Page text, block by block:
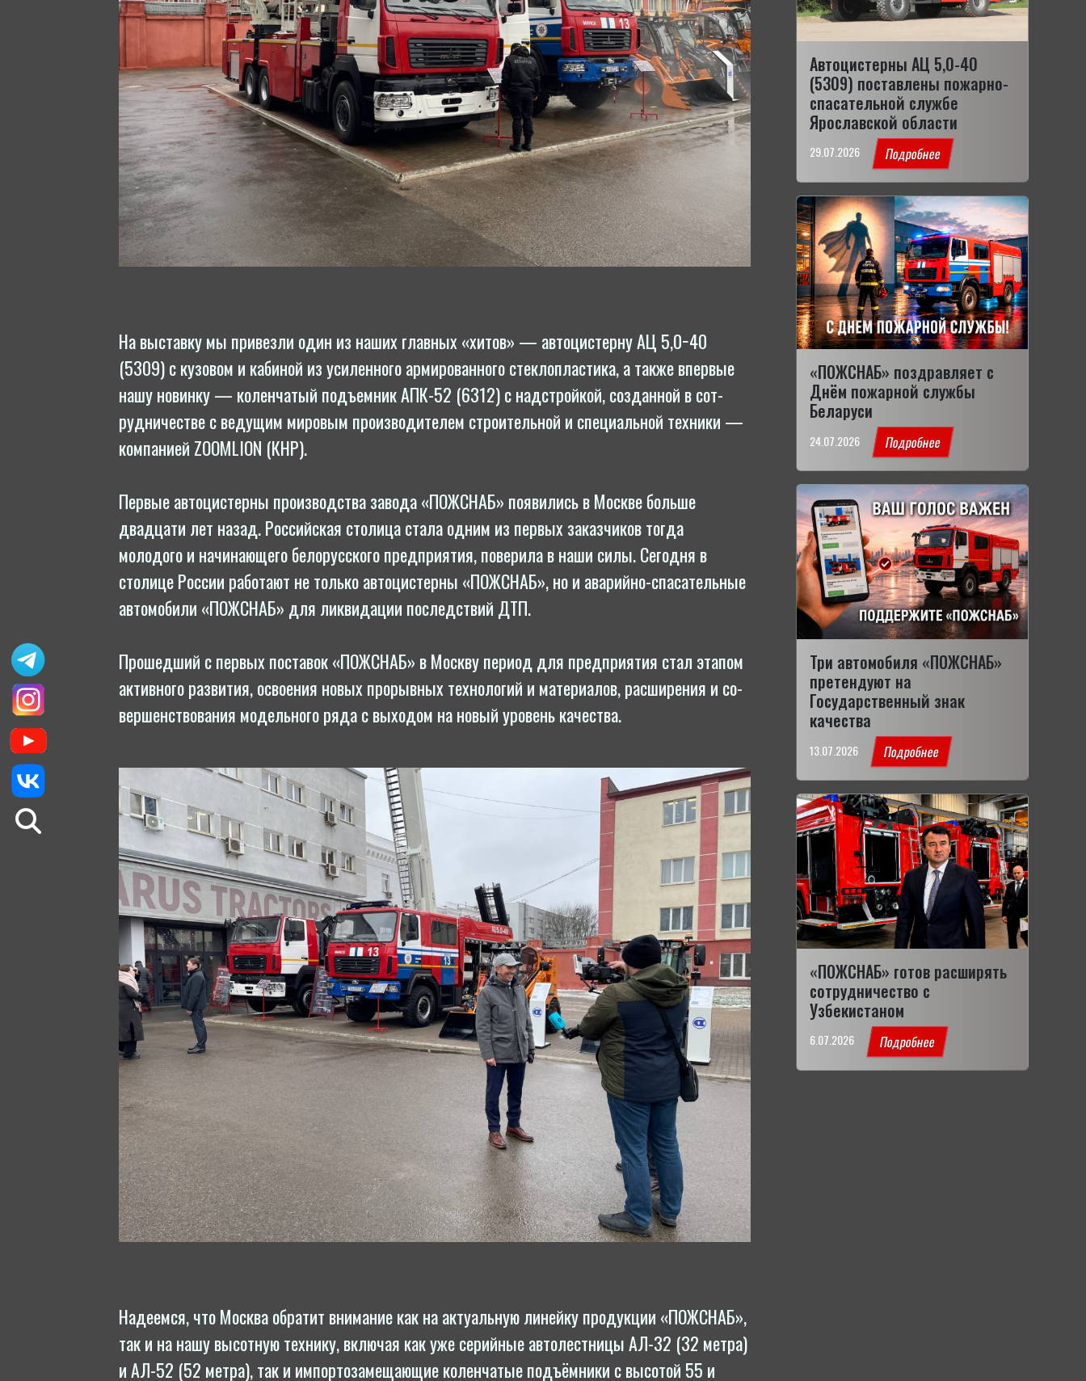
На выставку мы привезли один из наших главных «хитов» — ав­то­цис­терну АЦ 5,0−40
(5309) с кузовом и кабиной из уси­лен­но­го ар­ми­рован­но­го стеклопластика, а также впервые
нашу новинку — ко­лен­ча­тый подъемник АПК-52 (6312) с надстройкой, созданной в сот­
рудни­чест­ве с ведущим мировым про­из­во­дите­лем стро­итель­ной и спе­ци­аль­ной техники —
компанией ZOOMLION (КНР).
Первые ав­то­цис­терны про­из­водс­тва завода «ПОЖСНАБ» появились в Москве больше
двадцати лет назад. Рос­сий­ская столица стала одним из первых за­каз­чи­ков тогда
молодого и на­чина­юще­го бе­лорусс­ко­го предприятия, поверила в наши силы. Сегодня в
столице России работают не только ав­то­цис­терны «ПОЖСНАБ», но и аварийно-спасательные
ав­то­моби­ли «ПОЖСНАБ» для лик­ви­дации пос­ледс­твий ДТП.
Прошедший с первых поставок «ПОЖСНАБ» в Москву период для предп­ри­ятия стал этапом
активного развития, освоения новых прорывных тех­но­логий и материалов, рас­ши­рения и со­
вер­шенс­тво­вания мо­дель­но­го ряда с выходом на новый уровень качества.
Надеемся, что Москва обратит внимание как на ак­ту­аль­ную линейку продукции «ПОЖСНАБ»,
так и на нашу высотную технику, включая как уже серийные ав­то­лест­ни­цы АЛ-32 (32 метра)
и АЛ-52 (52 метра), так и им­порто­заме­ща­ющие ко­лен­ча­тые подъём­ни­ки с высотой 55 и
Автоцистерны АЦ 5,0-40
(5309) поставлены пожарно-
спасательной службе
Ярославской области
29.07.2026 Подробнее
«ПОЖСНАБ» поздравляет с
Днём пожарной службы
Беларуси
24.07.2026 Подробнее
Три автомобиля «ПОЖСНАБ»
претендуют на
Государственный знак
качества
13.07.2026 Подробнее
«ПОЖСНАБ» готов расширять
сотрудничество с
Узбекистаном
6.07.2026 Подробнее